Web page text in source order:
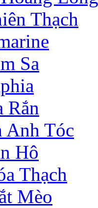
Thạch
Sa
Rắn
Anh Tóc
Hô
Thạch
Mèo